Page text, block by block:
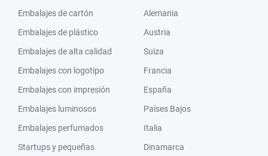
Embalajes de cartón
Embalajes de plástico
Embalajes de alta calidad
Embalajes con logotipo
Embalajes con impresión
Embalajes luminosos
Embalajes perfumados
Startups y pequeñas
Alemania
Austria
Suiza
Francia
España
Países Bajos
Italia
Dinamarca